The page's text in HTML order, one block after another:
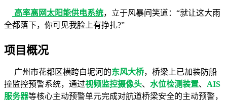
高率离网太阳能供电系统，立于风暴间笑道：“就让这大雨
全都落下，你可见我脸上有挣扎?”
项目概况
广州市花都区横跨白坭河的东风大桥，桥梁上已加装防船
撞监控预警系统，通过视频监控摄像头、 水位检测装置、 AIS
服务器等核心主动预警单元完成对航道桥梁安全的主动预警，